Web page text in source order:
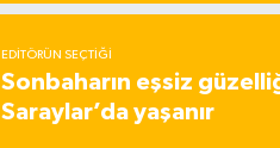
EDITÖRÜN SEÇTIĞI
Sonbaharın eşsiz
Saraylar’da yaşanır